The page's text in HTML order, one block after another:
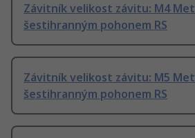
Závitník velikost závitu: M4
šestihranným pohonem RS
Závitník velikost závitu: M5
šestihranným pohonem RS